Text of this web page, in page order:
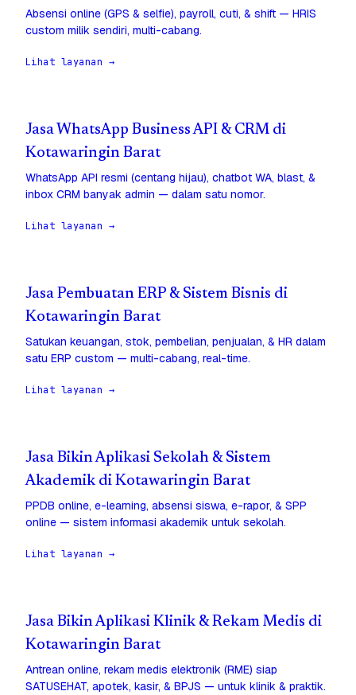
Absensi online (GPS & selfie), payroll, cuti, & shift — HRIS
custom milik sendiri, multi-cabang.
Lihat layanan →
Jasa WhatsApp Business API & CRM di
Kotawaringin Barat
WhatsApp API resmi (centang hijau), chatbot WA, blast, &
inbox CRM banyak admin — dalam satu nomor.
Lihat layanan →
Jasa Pembuatan ERP & Sistem Bisnis di
Kotawaringin Barat
Satukan keuangan, stok, pembelian, penjualan, & HR dalam
satu ERP custom — multi-cabang, real-time.
Lihat layanan →
Jasa Bikin Aplikasi Sekolah & Sistem
Akademik di Kotawaringin Barat
PPDB online, e-learning, absensi siswa, e-rapor, & SPP
online — sistem informasi akademik untuk sekolah.
Lihat layanan →
Jasa Bikin Aplikasi Klinik & Rekam Medis di
Kotawaringin Barat
Antrean online, rekam medis elektronik (RME) siap
SATUSEHAT, apotek, kasir, & BPJS — untuk klinik & praktik.